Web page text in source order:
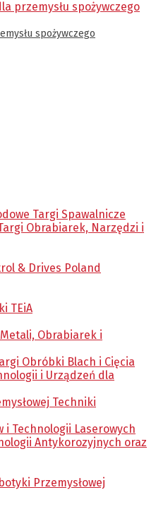
spożywczego